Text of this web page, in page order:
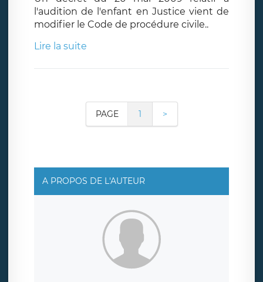
l'audition de l'enfant en Justice vient de
modifier le Code de procédure civile..
Lire la suite
PAGE 1 >
A PROPOS DE L'AUTEUR